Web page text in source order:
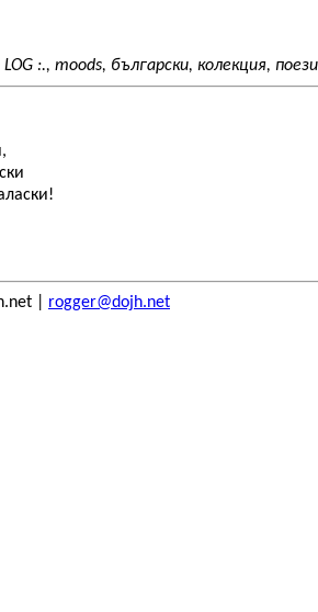
LOG :., moods, български, колекция,
| rogger@dojh.net